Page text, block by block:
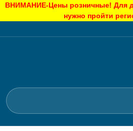
ВНИМАНИЕ-Цены розничные! Для
нужно пройти